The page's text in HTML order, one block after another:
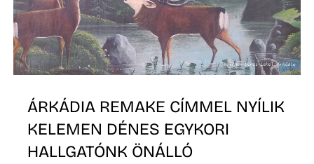
ÁRKÁDIA REMAKE CÍMMEL NYÍLIK
KELEMEN DÉNES EGYKORI
HALLGATÓNK ÖNÁLLÓ